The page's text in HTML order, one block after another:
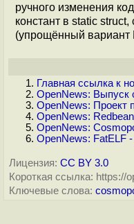
ручного изменения
констант в static
(упрощённый вариант
Главная ссылка к
OpenNews: Выпуск
OpenNews: Проект
OpenNews:
OpenNews:
OpenNews: FatELF
Лицензия: CC BY 3.0
Короткая ссылка: https://
Ключевые слова: